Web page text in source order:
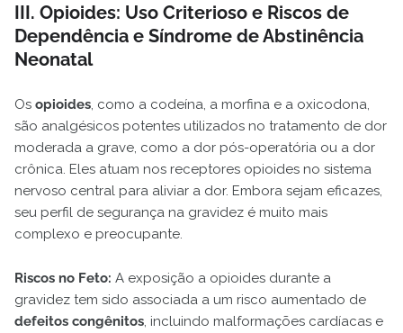
III. Opioides: Uso Criterioso e Riscos de
Dependência e Síndrome de Abstinência
Neonatal
Os opioides, como a codeína, a morfina e a oxicodona,
são analgésicos potentes utilizados no tratamento de dor
moderada a grave, como a dor pós-operatória ou a dor
crônica. Eles atuam nos receptores opioides no sistema
nervoso central para aliviar a dor. Embora sejam eficazes,
seu perfil de segurança na gravidez é muito mais
complexo e preocupante.
Riscos no Feto: A exposição a opioides durante a
gravidez tem sido associada a um risco aumentado de
defeitos congênitos, incluindo malformações cardíacas e